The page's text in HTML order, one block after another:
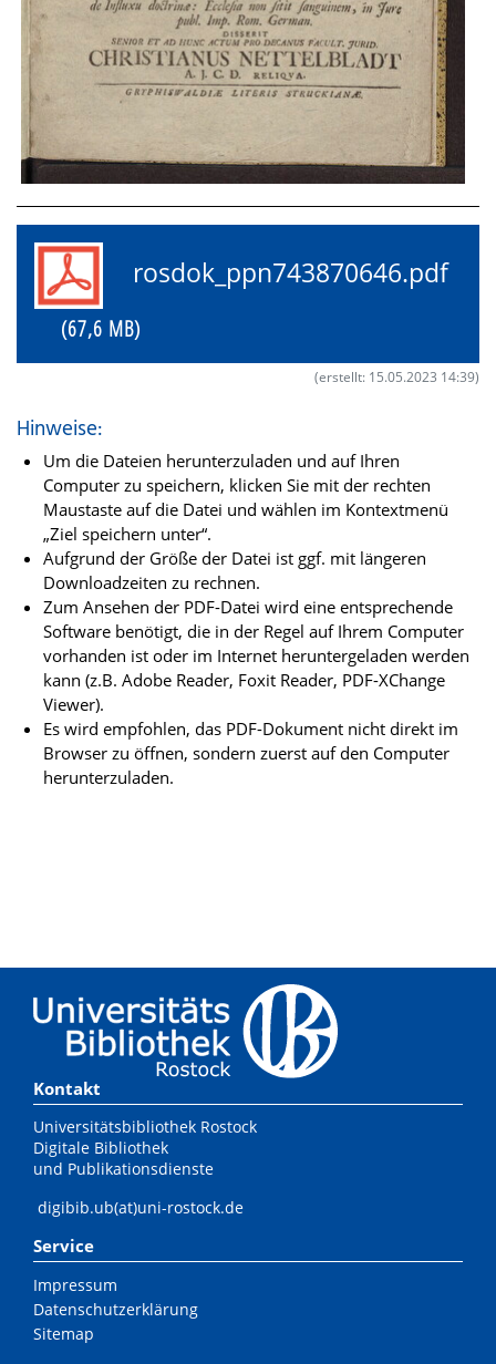
rosdok_ppn743870646.pdf
(67,6 MB)
(erstellt: 15.05.2023 14:39)
Hinweise:
Um die Dateien herunterzuladen und auf Ihren
Computer zu speichern, klicken Sie mit der rechten
Maustaste auf die Datei und wählen im Kontextmenü
„Ziel speichern unter“.
Aufgrund der Größe der Datei ist ggf. mit längeren
Downloadzeiten zu rechnen.
Zum Ansehen der PDF-Datei wird eine entsprechende
Software benötigt, die in der Regel auf Ihrem Computer
vorhanden ist oder im Internet heruntergeladen werden
kann (z.B. Adobe Reader, Foxit Reader, PDF-XChange
Viewer).
Es wird empfohlen, das PDF-Dokument nicht direkt im
Browser zu öffnen, sondern zuerst auf den Computer
herunterzuladen.
Kontakt
Universitätsbibliothek Rostock
Digitale Bibliothek
und Publikationsdienste
digibib.ub(at)uni-rostock.de
Service
Impressum
Datenschutzerklärung
Sitemap